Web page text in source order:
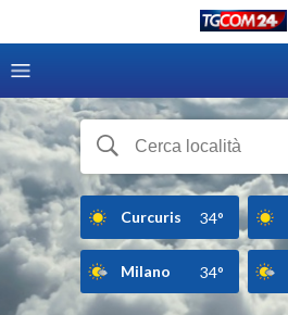
Curcuris 34°
Milano 34°